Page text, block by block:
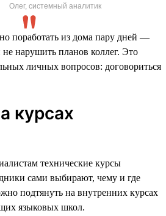
Олег, системный аналитик
поработать из дома пару дней —
не нарушить планов коллег. Это
личных вопросов: договориться
курсах
технические курсы
сами выбирают, чему и где
подтянуть на внутренних курсах
языковых школ.